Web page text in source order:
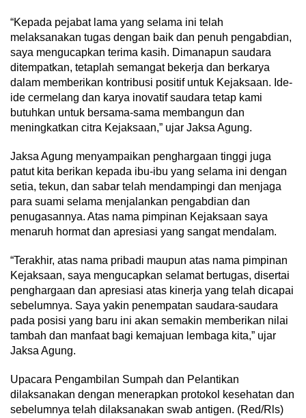
“Kepada pejabat lama yang selama ini telah
melaksanakan tugas dengan baik dan penuh pengabdian,
saya mengucapkan terima kasih. Dimanapun saudara
ditempatkan, tetaplah semangat bekerja dan berkarya
dalam memberikan kontribusi positif untuk Kejaksaan. Ide-
ide cermelang dan karya inovatif saudara tetap kami
butuhkan untuk bersama-sama membangun dan
meningkatkan citra Kejaksaan,” ujar Jaksa Agung.
Jaksa Agung menyampaikan penghargaan tinggi juga
patut kita berikan kepada ibu-ibu yang selama ini dengan
setia, tekun, dan sabar telah mendampingi dan menjaga
para suami selama menjalankan pengabdian dan
penugasannya. Atas nama pimpinan Kejaksaan saya
menaruh hormat dan apresiasi yang sangat mendalam.
“Terakhir, atas nama pribadi maupun atas nama pimpinan
Kejaksaan, saya mengucapkan selamat bertugas, disertai
penghargaan dan apresiasi atas kinerja yang telah dicapai
sebelumnya. Saya yakin penempatan saudara-saudara
pada posisi yang baru ini akan semakin memberikan nilai
tambah dan manfaat bagi kemajuan lembaga kita,” ujar
Jaksa Agung.
Upacara Pengambilan Sumpah dan Pelantikan
dilaksanakan dengan menerapkan protokol kesehatan dan
sebelumnya telah dilaksanakan swab antigen. (Red/Rls)